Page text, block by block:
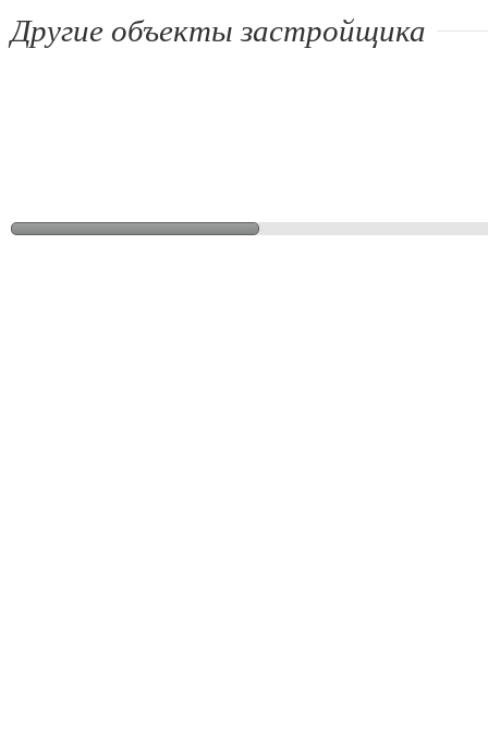
Другие объекты застройщика
ЖК Киевский
Ирпень, ул. Карла
Маркса, 2/1
ЖК Янтарный
Ирпень, ул. 3-
Интернационала, 1 б